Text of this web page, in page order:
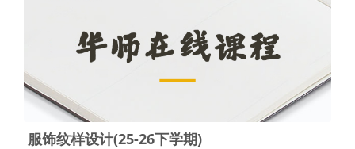
服饰纹样设计(25-26下学期)